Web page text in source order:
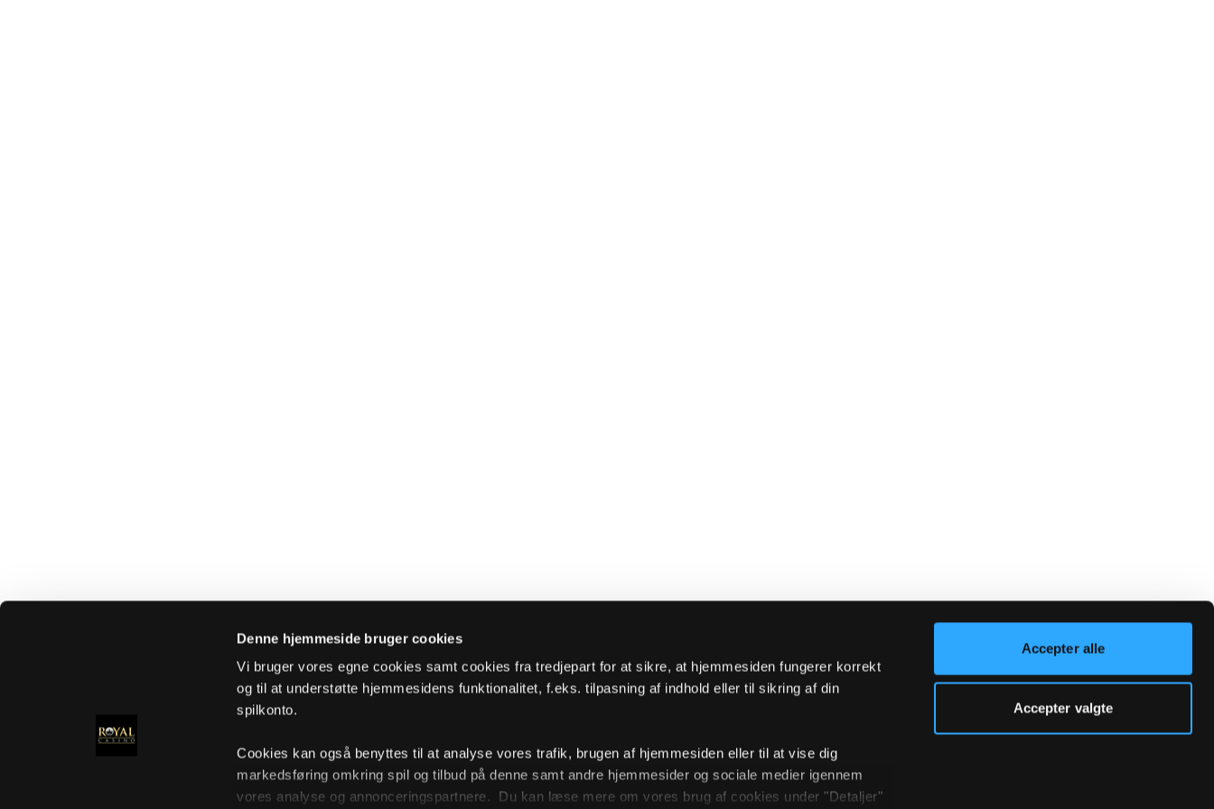
Denne hjemmeside bruger cookies
Vi bruger vores egne cookies samt cookies fra tredjepart for at sikre, at hjemmesiden fungerer korrekt
og til at understøtte hjemmesidens funktionalitet, f.eks. tilpasning af indhold eller til sikring af din
spilkonto.
Cookies kan også benyttes til at analyse vores trafik, brugen af hjemmesiden eller til at vise dig
markedsføring omkring spil og tilbud på denne samt andre hjemmesider og sociale medier igennem
vores analyse og annonceringspartnere. Du kan læse mere om vores brug af cookies under "Detaljer"
Accepter alle
Accepter valgte